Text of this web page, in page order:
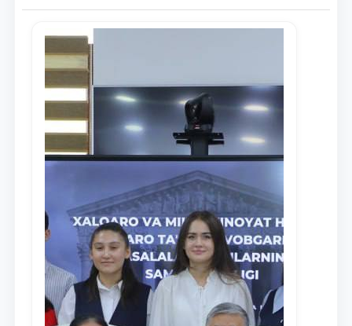
Telefon raqamingiz
Pochta
yuborish